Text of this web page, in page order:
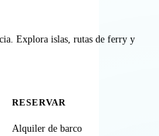
Explora islas, rutas de ferry y
RESERVAR
Alquiler de barco